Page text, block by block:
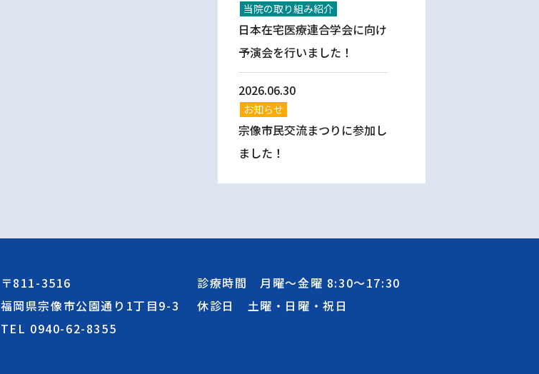
当院の取り組み紹介
日本在宅医療連合学会に向け
予演会を行いました！
2026.06.30
お知らせ
宗像市民交流まつりに参加し
ました！
〒811-3516
福岡県宗像市公園通り1丁目9-3
TEL 0940-62-8355
診療時間 月曜～金曜 8:30～17:30
休診日 土曜・日曜・祝日